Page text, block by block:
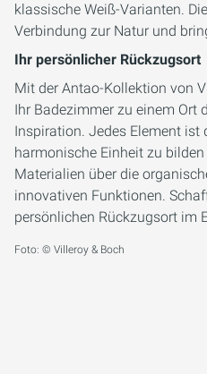
klassische Weiß-Varianten.
Verbindung zur Natur und
Ihr persönlicher Rückzugsort
Mit der Antao-Kollektion von
Ihr Badezimmer zu einem Ort
Inspiration. Jedes Element ist
harmonische Einheit zu
Materialien über die
innovativen Funktionen.
persönlichen Rückzugsort im
Foto: © Villeroy & Boch